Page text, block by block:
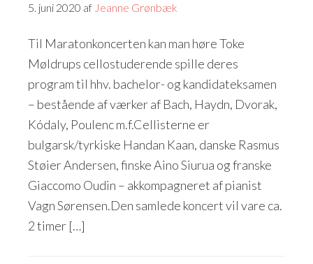
5. juni 2020 af Jeanne Grønbæk
Til Maratonkoncerten kan man høre Toke
Møldrups cellostuderende spille deres
program til hhv. bachelor- og kandidateksamen
– bestående af værker af Bach, Haydn, Dvorak,
Kódaly, Poulenc m.f.Cellisterne er
bulgarsk/tyrkiske Handan Kaan, danske Rasmus
Støier Andersen, finske Aino Siurua og franske
Giaccomo Oudin – akkompagneret af pianist
Vagn Sørensen.Den samlede koncert vil vare ca.
2 timer […]